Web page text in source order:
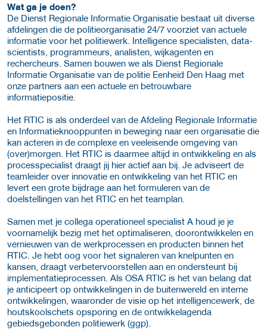
Wat ga je doen?
De Dienst Regionale Informatie Organisatie bestaat uit diverse
afdelingen die de politieorganisatie 24/7 voorziet van actuele
informatie voor het politiewerk. Intelligence specialisten, data-
scientists, programmeurs, analisten, wijkagenten en
rechercheurs. Samen bouwen we als Dienst Regionale
Informatie Organisatie van de politie Eenheid Den Haag met
onze partners aan een actuele en betrouwbare
informatiepositie.
Het RTIC is als onderdeel van de Afdeling Regionale Informatie
en Informatieknooppunten in beweging naar een organisatie die
kan acteren in de complexe en veeleisende omgeving van
(over)morgen. Het RTIC is daarmee altijd in ontwikkeling en als
processpecialist draagt jij hier actief aan bij. Je adviseert de
teamleider over innovatie en ontwikkeling van het RTIC en
levert een grote bijdrage aan het formuleren van de
doelstellingen van het RTIC en het teamplan.
Samen met je collega operationeel specialist A houd je je
voornamelijk bezig met het optimaliseren, doorontwikkelen en
vernieuwen van de werkprocessen en producten binnen het
RTIC. Je hebt oog voor het signaleren van knelpunten en
kansen, draagt verbetervoorstellen aan en ondersteunt bij
implementatieprocessen. Als OSA RTIC is het van belang dat
je anticipeert op ontwikkelingen in de buitenwereld en interne
ontwikkelingen, waaronder de visie op het intelligencewerk, de
houtskoolschets opsporing en de ontwikkelagenda
gebiedsgebonden politiewerk (ggp).